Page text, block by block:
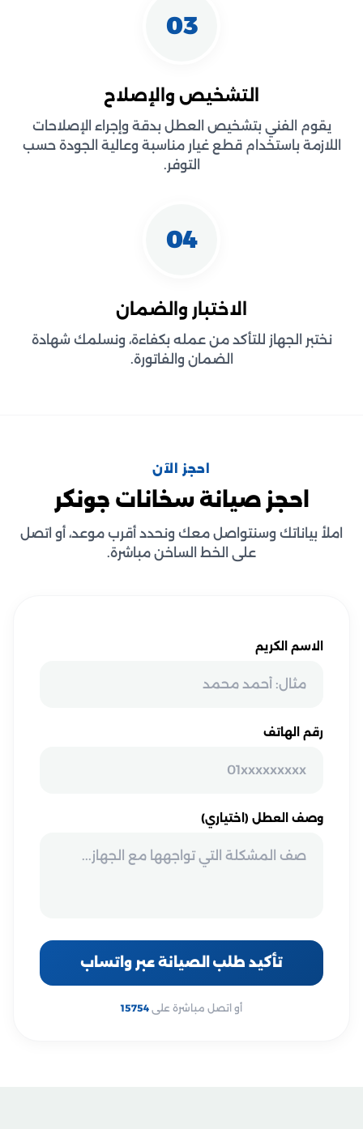
03
التشخيص والإصلاح
يقوم الفني بتشخيص العطل بدقة وإجراء الإصلاحات
اللازمة باستخدام قطع غيار مناسبة وعالية الجودة حسب
التوفر.
04
الاختبار والضمان
نختبر الجهاز للتأكد من عمله بكفاءة، ونسلمك شهادة
الضمان والفاتورة.
احجز الآن
احجز صيانة سخانات جونكر
املأ بياناتك وسنتواصل معك ونحدد أقرب موعد، أو اتصل
على الخط الساخن مباشرة.
الاسم الكريم
رقم الهاتف
وصف العطل (اختياري)
تأكيد طلب الصيانة عبر واتساب
أو اتصل مباشرة على 15754